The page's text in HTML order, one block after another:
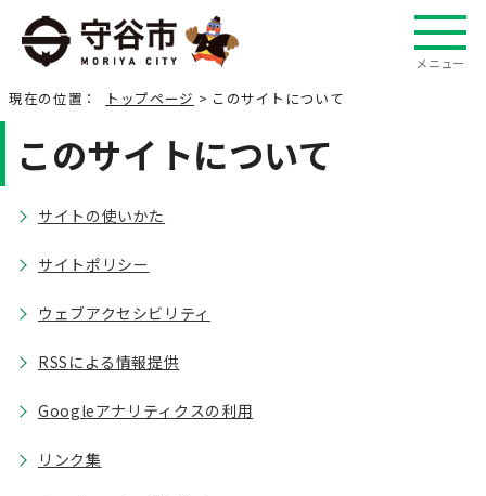
メニュー
現在の位置： トップページ > このサイトについて
このサイトについて
サイトの使いかた
サイトポリシー
ウェブアクセシビリティ
RSSによる情報提供
Googleアナリティクスの利用
リンク集